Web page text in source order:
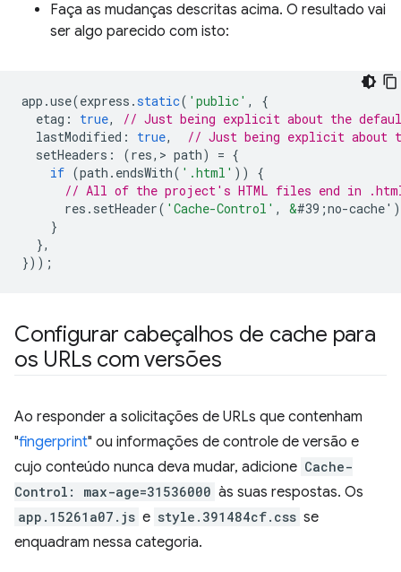
Faça as mudanças descritas acima. O resultado vai
ser algo parecido com isto:
app .use(express .static( 'public' ,
{
etag : true,
// Just being explicit about the
lastModified : true,
// Just being explicit about
setHeaders : (res, > path) = {
if (path . endsWith( '.html' ))
{
// All of the project's HTML files end in
res . setHeader( 'Cache-Control' , &#39;no-cache'
}
},
}));
Configurar cabeçalhos de cache para
os URLs com versões
Ao responder a solicitações de URLs que contenham
"fingerprint" ou informações de controle de versão e
cujo conteúdo nunca deva mudar, adicione Cache-
Control: max-age=31536000 às suas respostas. Os
app.15261a07.js e style.391484cf.css se
enquadram nessa categoria.